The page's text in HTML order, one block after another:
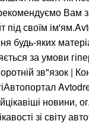
Вам
під своїм
будь-яких
за умови
зв"язок |
новини,
зі світу